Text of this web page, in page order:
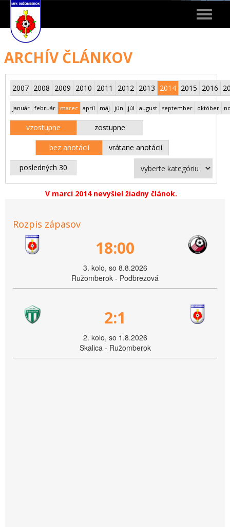
Toggle
ARCHÍV ČLÁNKOV
2007 2008 2009 2010 2011 2012 2013 2014 2015 2016
január február marec apríl máj jún júl august september október
vzostupne zostupne
bez anotácií vrátane anotácií
posledných 30
V marci 2014 nevyšiel žiadny článok.
Rozpis zápasov
18:00
3. kolo, so 8.8.2026
Ružomberok - Podbrezová
2:1
2. kolo, so 1.8.2026
Skalica - Ružomberok